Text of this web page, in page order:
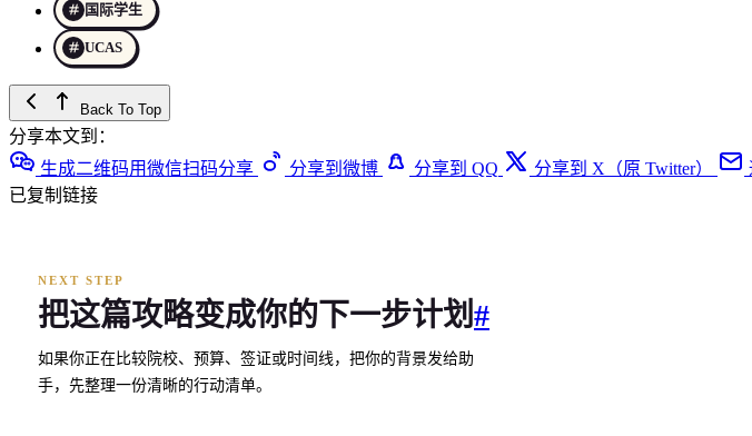
国际学生
UCAS
Back To Top
分享本文到：
生成二维码用微信扫码分享
分享到微博 分享到 QQ 分享到 X（原 Twitter）
已复制链接
NEXT STEP
把这篇攻略变成你的下一步计划#
如果你正在比较院校、预算、签证或时间线，把你的背景发给助
手，先整理一份清晰的行动清单。